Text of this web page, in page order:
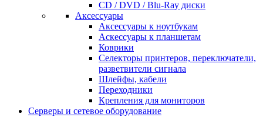
CD / DVD / Blu-Ray диски
Аксессуары
Аксессуары к ноутбукам
Аскессуары к планшетам
Коврики
Селекторы принтеров, переключатели,
разветвители сигнала
Шлейфы, кабели
Переходники
Крепления для мониторов
Серверы и сетевое оборудование